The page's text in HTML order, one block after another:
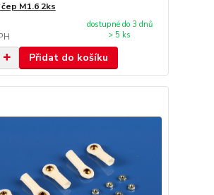
M1.6 2ks
dostupné do 3 dnů
> 5 ks
Přidat do košíku